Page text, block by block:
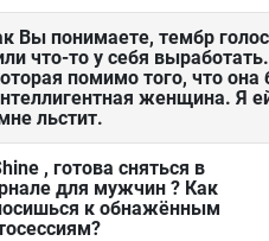
Вы понимаете, тембр
что-то у себя
помимо того, что
женщина. Я
льстит.
, готова сняться в
для мужчин ? Как
к обнажённым